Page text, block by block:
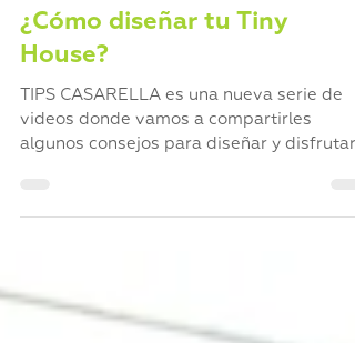
¿Cómo diseñar tu Tiny
House?
TIPS CASARELLA es una nueva serie de
videos donde vamos a compartirles
algunos consejos para diseñar y disfrutar